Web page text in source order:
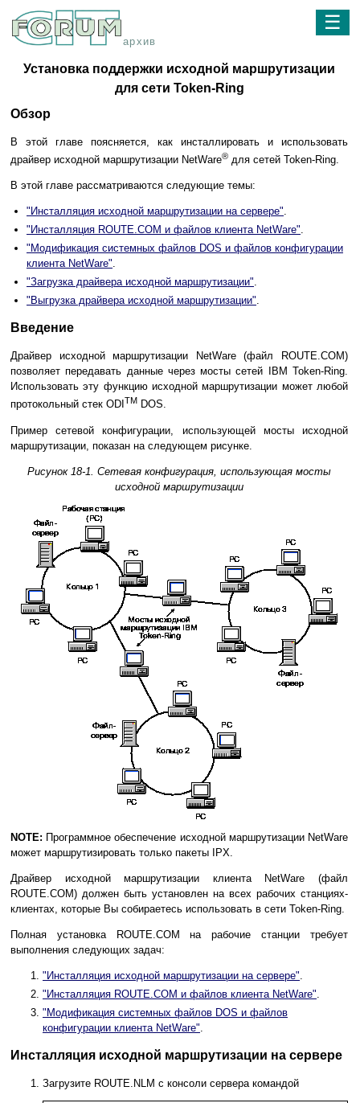
архив
☰
Установка поддержки исходной маршрутизации
для сети Token-Ring
Обзор
В этой главе поясняется, как инсталлировать и использовать
драйвер исходной маршрутизации NetWare® для сетей Token-Ring.
В этой главе рассматриваются следующие темы:
"Инсталляция исходной маршрутизации на сервере".
"Инсталляция ROUTE.COM и файлов клиента NetWare".
"Модификация системных файлов DOS и файлов конфигурации
клиента NetWare".
"Загрузка драйвера исходной маршрутизации".
"Выгрузка драйвера исходной маршрутизации".
Введение
Драйвер исходной маршрутизации NetWare (файл ROUTE.COM)
позволяет передавать данные через мосты сетей IBM Token-Ring.
Использовать эту функцию исходной маршрутизации может любой
протокольный стек ODI TM DOS.
Пример сетевой конфигурации, использующей мосты исходной
маршрутизации, показан на следующем рисунке.
Рисунок 18-1. Сетевая конфигурация, использующая мосты
исходной маршрутизации
NOTE: Программное обеспечение исходной маршрутизации NetWare
может маршрутизировать только пакеты IPX.
Драйвер исходной маршрутизации клиента NetWare (файл
ROUTE.COM) должен быть установлен на всех рабочих станциях-
клиентах, которые Вы собираетесь использовать в сети Token-Ring.
Полная установка ROUTE.COM на рабочие станции требует
выполнения следующих задач:
"Инсталляция исходной маршрутизации на сервере"
"Инсталляция ROUTE.COM и файлов клиента NetWare"
"Модификация системных файлов DOS и файлов
конфигурации клиента NetWare"
Инсталляция исходной маршрутизации на сервере
Загрузите ROUTE.NLM с консоли сервера командой